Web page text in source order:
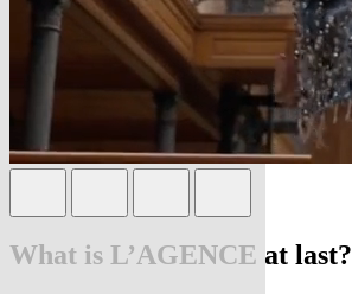
What is L’AGENCE at last?